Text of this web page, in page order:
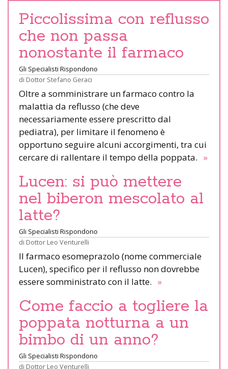
Piccolissima con reflusso
che non passa
nonostante il farmaco
Gli Specialisti Rispondono
di Dottor Stefano Geraci
Oltre a somministrare un farmaco contro la
malattia da reflusso (che deve
necessariamente essere prescritto dal
pediatra), per limitare il fenomeno è
opportuno seguire alcuni accorgimenti, tra cui
cercare di rallentare il tempo della poppata. »
Lucen: si può mettere
nel biberon mescolato al
latte?
Gli Specialisti Rispondono
di Dottor Leo Venturelli
Il farmaco esomeprazolo (nome commerciale
Lucen), specifico per il reflusso non dovrebbe
essere somministrato con il latte. »
Come faccio a togliere la
poppata notturna a un
bimbo di un anno?
Gli Specialisti Rispondono
di Dottor Leo Venturelli